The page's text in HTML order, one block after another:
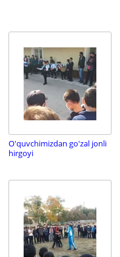
O'quvchimizdan go'zal jonli
hirgoyi